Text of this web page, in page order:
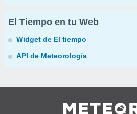
El Tiempo en tu Web
Widget de El tiempo
API de Meteorología